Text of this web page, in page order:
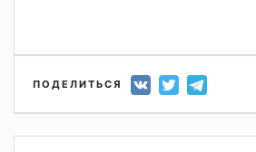
ПОДЕЛИТЬСЯ